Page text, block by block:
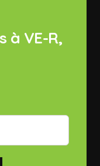
à VE-R,